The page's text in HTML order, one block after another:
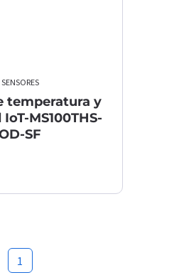
SENSORES
temperatura y
MS100THS-
SF
1